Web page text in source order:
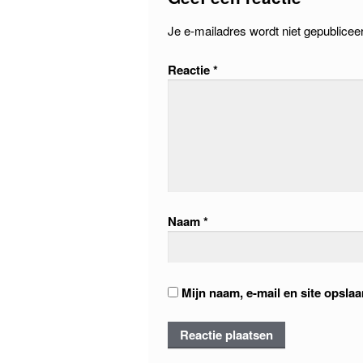
Je e-mailadres wordt niet
Reactie*
Naam*
Mijn naam, e-mail en site